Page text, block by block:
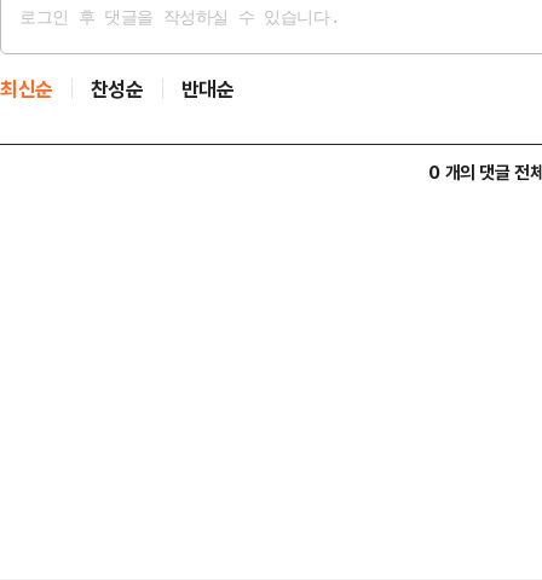
최신순 찬성순 반대순
0 개의 댓글 전